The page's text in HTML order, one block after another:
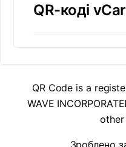
QR-коді
QR Code is a
WAVE
other
Зроблено